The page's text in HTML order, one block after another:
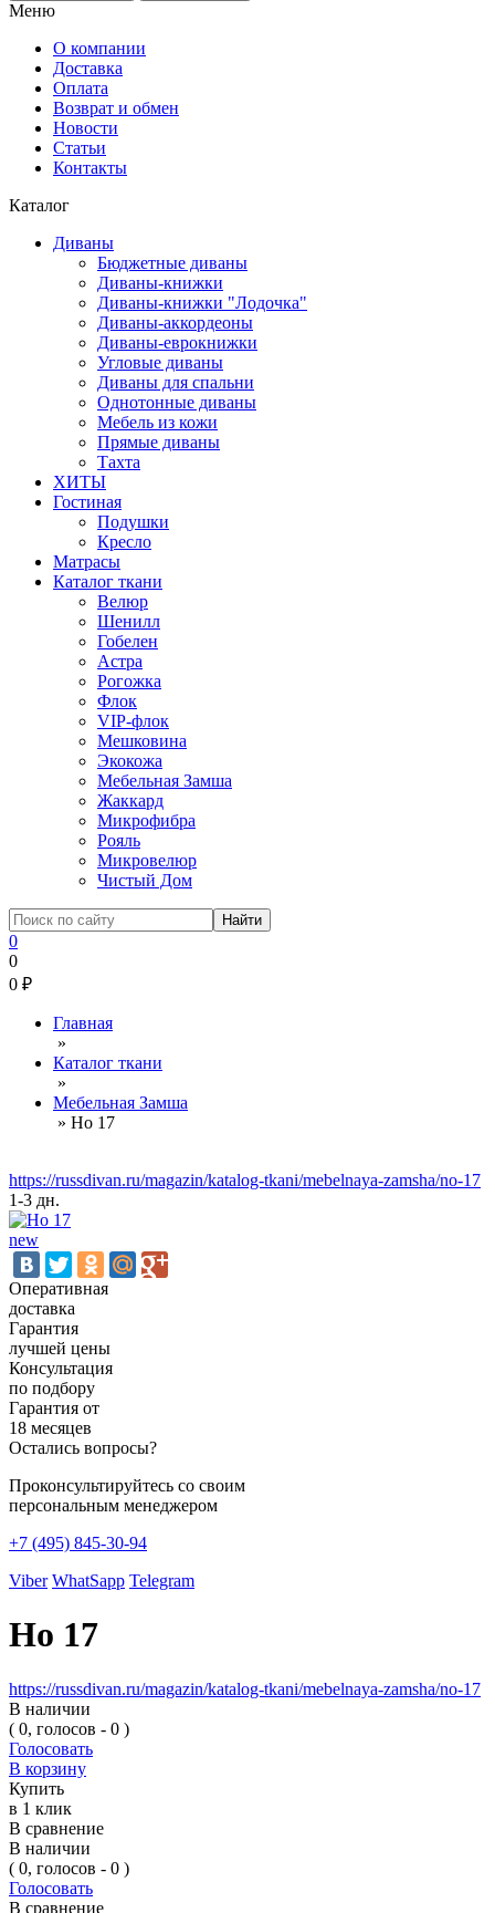
Меню
О компании
Доставка
Оплата
Возврат и обмен
Новости
Статьи
Контакты
Каталог
Диваны
Бюджетные диваны
Диваны-книжки
Диваны-книжки "Лодочка"
Диваны-аккордеоны
Диваны-еврокнижки
Угловые диваны
Диваны для спальни
Однотонные диваны
Мебель из кожи
Прямые диваны
Тахта
ХИТЫ
Гостиная
Подушки
Кресло
Матрасы
Каталог ткани
Велюр
Шенилл
Гобелен
Астра
Рогожка
Флок
VIP-флок
Мешковина
Экокожа
Мебельная Замша
Жаккард
Микрофибра
Рояль
Микровелюр
Чистый Дом
0
0
0 ₽
Главная
»
Каталог ткани
»
Мебельная Замша
» Но 17
https://russdivan.ru/magazin/katalog-tkani/mebelnaya-zamsha/no-17
1-3 дн.
new
Оперативная
доставка
Гарантия
лучшей цены
Консультация
по подбору
Гарантия от
18 месяцев
Остались вопросы?
Проконсультируйтесь со своим
персональным менеджером
+7 (495) 845-30-94
Viber WhatSapp Telegram
Но 17
https://russdivan.ru/magazin/katalog-tkani/mebelnaya-zamsha/no-17
В наличии
( 0, голосов - 0 )
Голосовать
В корзину
Купить
в 1 клик
В сравнение
В наличии
( 0, голосов - 0 )
Голосовать
В сравнение